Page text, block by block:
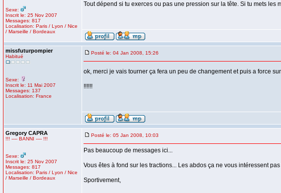
Sexe:
Inscrit le: 25 Nov 2007
Messages: 817
Localisation: Paris / Lyon / Nice
/ Marseille / Bordeaux
Tout dépend si tu exerces ou pas une pression sur la tête. Si tu mets les
missfuturpompier
Habitué
Sexe:
Inscrit le: 11 Mai 2007
Messages: 137
Localisation: France
Posté le: 04 Jan 2008, 15:26
ok, merci je vais tourner ça fera un peu de changement et puis a force
!!!!!!
Gregory CAPRA
!!! ---- BANNI ---- !!!
Sexe:
Inscrit le: 25 Nov 2007
Messages: 817
Localisation: Paris / Lyon / Nice
/ Marseille / Bordeaux
Posté le: 05 Jan 2008, 10:03
Pas beaucoup de messages ici...
Vous êtes à fond sur les tractions... Les abdos ça ne vous intéressent
Sportivement,